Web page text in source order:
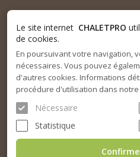
Le site internet CHALETPRO
de cookies.
En poursuivant votre navigation,
nécessaires. Vous pouvez
d'autres cookies. Informations
procédure d'utilisation dans notre
Nécessaire
Statistique